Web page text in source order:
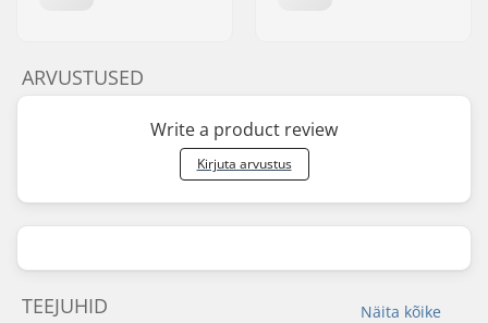
ARVUSTUSED
Write a product review
Kirjuta arvustus
Näita kõike
TEEJUHID